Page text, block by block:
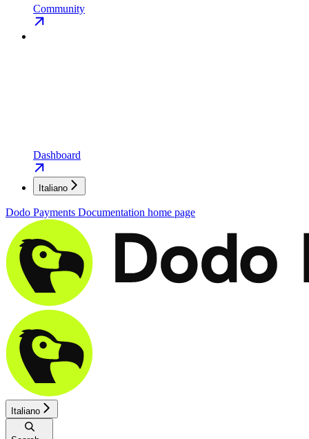
Community
Dashboard
Italiano
Dodo Payments Documentation home page
Italiano